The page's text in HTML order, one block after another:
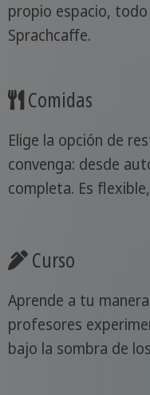
propio espacio,
Sprachcaffe.
Comidas
Elige la opción de
convenga: desde
completa. Es
Curso
Aprende a tu
profesores
bajo la sombra de